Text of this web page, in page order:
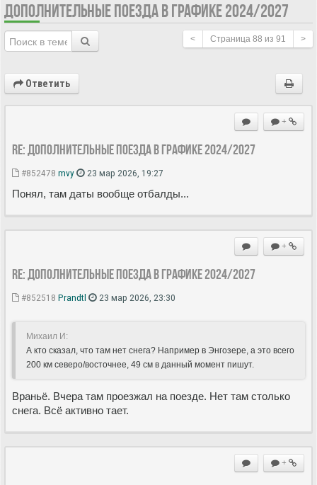
ДОПОЛНИТЕЛЬНЫЕ ПОЕЗДА В ГРАФИКЕ 2024/2027
< Страница 88 из 91 >
Ответить
+
Re: Дополнительные поезда в Графике 2024/2027
#852478 mvy 23 мар 2026, 19:27
Понял, там даты вообще отбалды...
+
Re: Дополнительные поезда в Графике 2024/2027
#852518 Prandtl 23 мар 2026, 23:30
Михаил И:
А кто сказал, что там нет снега? Например в Энгозере, а это всего
200 км северо/восточнее, 49 см в данный момент пишут.
Враньё. Вчера там проезжал на поезде. Нет там столько
снега. Всё активно тает.
+